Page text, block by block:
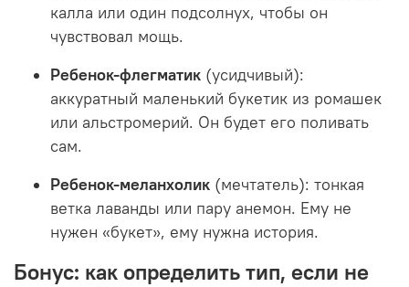
калла или один подсолнух, чтобы он
чувствовал мощь.
Ребенок-флегматик (усидчивый):
аккуратный маленький букетик из ромашек
или альстромерий. Он будет его поливать
сам.
Ребенок-меланхолик (мечтатель): тонкая
ветка лаванды или пару анемон. Ему не
нужен «букет», ему нужна история.
Бонус: как определить тип, если не